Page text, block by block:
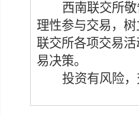
西南联交所
理性参与交易，树
联交所各项交易
易决策。
投资有风险，